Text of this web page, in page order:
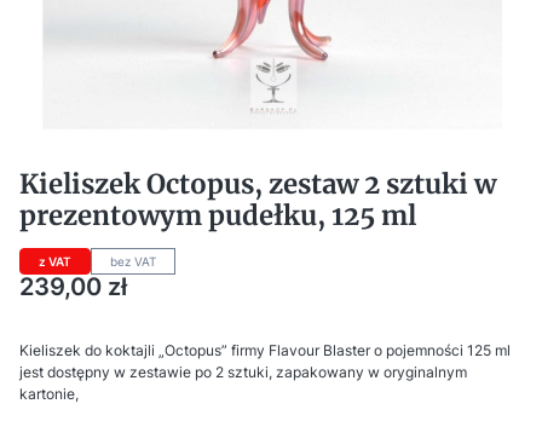
Kieliszek Octopus, zestaw 2 sztuki w
prezentowym pudełku, 125 ml
z VAT bez VAT
Cena
239,00 zł
Kieliszek do koktajli „Octopus” firmy Flavour Blaster o pojemności 125 ml
jest dostępny w zestawie po 2 sztuki, zapakowany w oryginalnym
kartonie,